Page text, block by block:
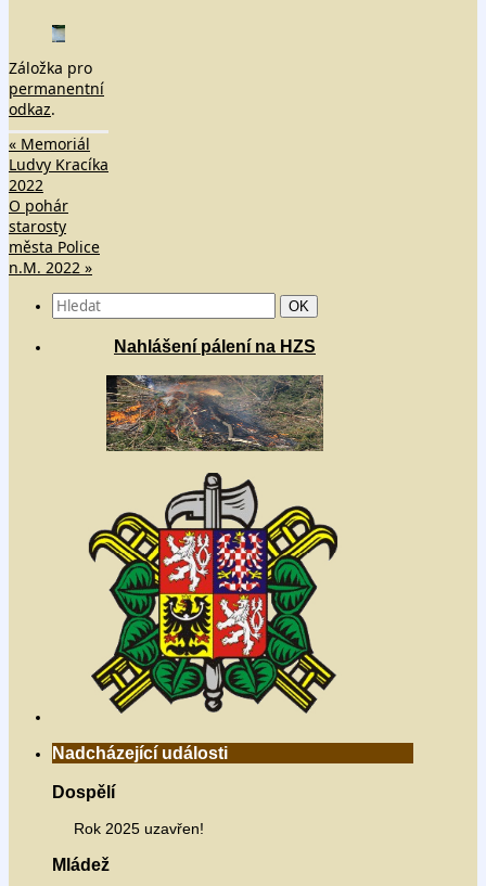
Záložka pro
permanentní
odkaz.
« Memoriál
Ludvy Kracíka
2022
O pohár
starosty
města Police
n.M. 2022 »
Search
for:
Hledat
OK
Nahlášení pálení na HZS
Nadcházející události
Dospělí
Rok 2025 uzavřen!
Mládež